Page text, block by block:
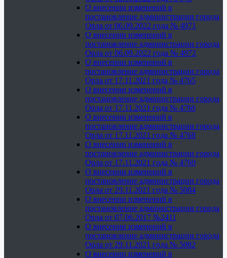
О внесении изменений в
постановление администрации города
Орла от 06.09.2022 года № 4971
О внесении изменений в
постановление администрации города
Орла от 06.09.2022 года № 4972
О внесении изменений в
постановление администрации города
Орла от 17.11.2021 года № 4765
О внесении изменений в
постановление администрации города
Орла от 17.11.2021 года № 4766
О внесении изменений в
постановление администрации города
Орла от 17.11.2021 года № 4768
О внесении изменений в
постановление администрации города
Орла от 17.11.2021 года № 4769
О внесении изменений в
постановление администрации города
Орла от 29.11.2021 года № 5084
О внесении изменений в
постановление администрации города
Орла от 07.06.2017 №2411
О внесении изменений в
постановление администрации города
Орла от 29.11.2021 года № 5082
О внесении изменений в